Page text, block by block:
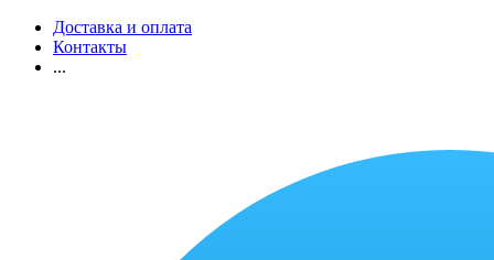
Доставка и оплата
Контакты
...